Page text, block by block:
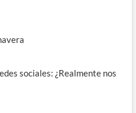
sociales: ¿Realmente nos